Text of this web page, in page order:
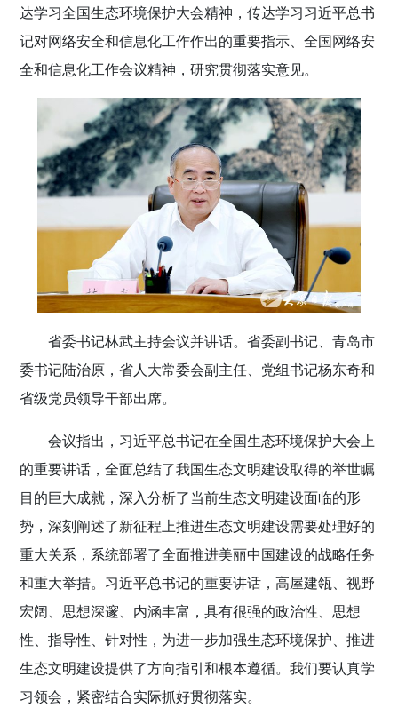
达学习全国生态环境保护大会精神，传达学习习近平总书
记对网络安全和信息化工作作出的重要指示、全国网络安
全和信息化工作会议精神，研究贯彻落实意见。
省委书记林武主持会议并讲话。省委副书记、青岛市
委书记陆治原，省人大常委会副主任、党组书记杨东奇和
省级党员领导干部出席。
会议指出，习近平总书记在全国生态环境保护大会上
的重要讲话，全面总结了我国生态文明建设取得的举世瞩
目的巨大成就，深入分析了当前生态文明建设面临的形
势，深刻阐述了新征程上推进生态文明建设需要处理好的
重大关系，系统部署了全面推进美丽中国建设的战略任务
和重大举措。习近平总书记的重要讲话，高屋建瓴、视野
宏阔、思想深邃、内涵丰富，具有很强的政治性、思想
性、指导性、针对性，为进一步加强生态环境保护、推进
生态文明建设提供了方向指引和根本遵循。我们要认真学
习领会，紧密结合实际抓好贯彻落实。